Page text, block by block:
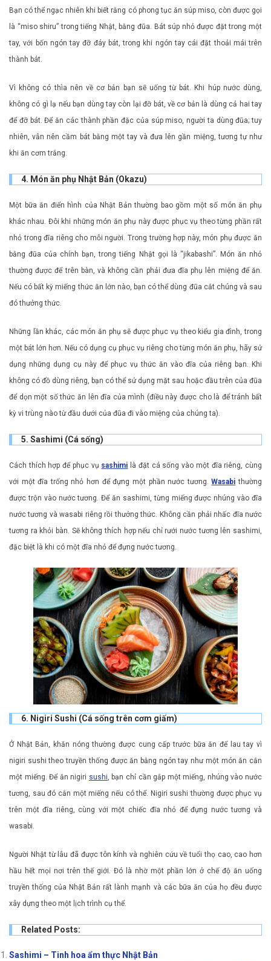
Bạn có thể ngạc nhiên khi biết rằng có phong tục ăn súp miso, còn được gọi
là “miso shiru” trong tiếng Nhật, bằng đũa. Bát súp nhỏ được đặt trong một
tay, với bốn ngón tay đỡ đáy bát, trong khi ngón tay cái đặt thoải mái trên
thành bát.
Vì không có thìa nên về cơ bản bạn sẽ uống từ bát. Khi húp nước dùng,
không có gì lạ nếu bạn dùng tay còn lại đỡ bát, về cơ bản là dùng cả hai tay
để đỡ bát. Để ăn các thành phần đặc của súp miso, người ta dùng đũa; tuy
nhiên, vẫn nên cầm bát bằng một tay và đưa lên gần miệng, tương tự như
khi ăn cơm trắng.
4. Món ăn phụ Nhật Bản (Okazu)
Một bữa ăn điển hình của Nhật Bản thường bao gồm một số món ăn phụ
khác nhau. Đôi khi những món ăn phụ này được phục vụ theo từng phần rất
nhỏ trong đĩa riêng cho mỗi người. Trong trường hợp này, món phụ được ăn
bằng đũa của chính bạn, trong tiếng Nhật gọi là “jikabashi”. Món ăn nhỏ
thường được để trên bàn, và không cần phải đưa đĩa phụ lên miệng để ăn.
Nếu có bất kỳ miếng thức ăn lớn nào, bạn có thể dùng đũa cắt chúng và sau
đó thưởng thức.
Những lần khác, các món ăn phụ sẽ được phục vụ theo kiểu gia đình, trong
một bát lớn hơn. Nếu có dụng cụ phục vụ riêng cho từng món ăn phụ, hãy sử
dụng những dụng cụ này để phục vụ thức ăn vào đĩa của riêng bạn. Khi
không có đồ dùng riêng, bạn có thể sử dụng mặt sau hoặc đầu trên của đũa
để dọn một số thức ăn lên đĩa của mình (điều này được cho là để tránh bất
kỳ vi trùng nào từ đầu dưới của đũa đi vào miệng của chúng ta).
5. Sashimi (Cá sống)
Cách thích hợp để phục vụ sashimi là đặt cá sống vào một đĩa riêng, cùng
với một đĩa trống nhỏ hơn để đựng một phần nước tương.Wasabi thường
được trộn vào nước tương. Để ăn sashimi, từng miếng được nhúng vào đĩa
nước tương và wasabi riêng rồi thưởng thức. Không cần phải nhấc đĩa nước
tương ra khỏi bàn. Sẽ không thích hợp nếu chỉ rưới nước tương lên sashimi,
đặc biệt là khi có một đĩa nhỏ để đựng nước tương.
6. Nigiri Sushi (Cá sống trên cơm giấm)
Ở Nhật Bản, khăn nóng thường được cung cấp trước bữa ăn để lau tay vì
nigiri sushi theo truyền thống được ăn bằng ngón tay như một món ăn cắn
một miếng. Để ăn nigiri sushi , bạn chỉ cần gắp một miếng, nhúng vào nước
tương, sau đó cắn một miếng nếu có thể. Nigiri sushi thường được phục vụ
trên một đĩa riêng, cùng với một chiếc đĩa nhỏ để đựng nước tương và
wasabi.
Người Nhật từ lâu đã được tôn kính và nghiên cứu về tuổi thọ cao, cao hơn
hầu hết mọi nơi trên thế giới. Đó là nhờ một phần lớn ở chế độ ăn uống
truyền thống của Nhật Bản rất lành mạnh và các bữa ăn của họ đều được
xây dựng theo một lịch trình cụ thể.
Related Posts:
Sashimi – Tinh hoa ẩm thực Nhật Bản